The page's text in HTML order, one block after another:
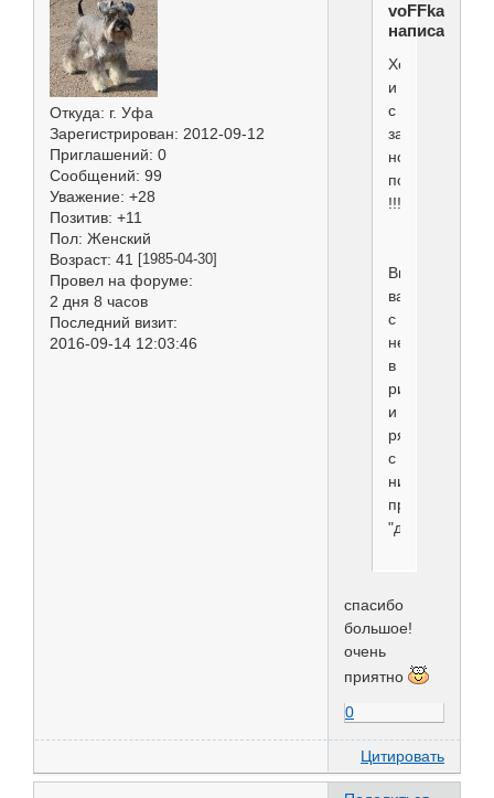
Откуда: г. Уфа
Зарегистрирован: 2012-09-12
Приглашений: 0
Сообщений: 99
Уважение: +28
Позитив: +11
Пол: Женский
Возраст: 41 [1985-04-30]
Провел на форуме:
2 дня 8 часов
Последний визит:
2016-09-14 12:03:46
voFFka
написал(а):
Хоть
и
с
запазданием,
но
поздравляю
!!!
Видел
вас
с
ней
в
ринге
и
рядом
с
ним,
приятная
"деушка"
спасибо
большое!
очень
приятно
0
Цитировать